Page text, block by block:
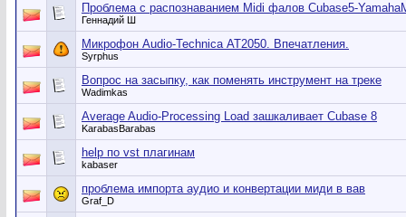
Проблема с распознаванием Midi фалов Cubase5-
Геннадий Ш
Микрофон Audio-Technica АТ2050. Впечатления.
Syrphus
Вопрос на засыпку, как поменять инструмент на треке
Wadimkas
Average Audio-Processing Load зашкаливает Cubase 8
KarabasBarabas
help по vst плагинам
kabaser
проблема импорта аудио и конвертации миди в вав
Graf_D